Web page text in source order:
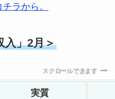
ラから。
入」2月＞
スクロールできます
実質